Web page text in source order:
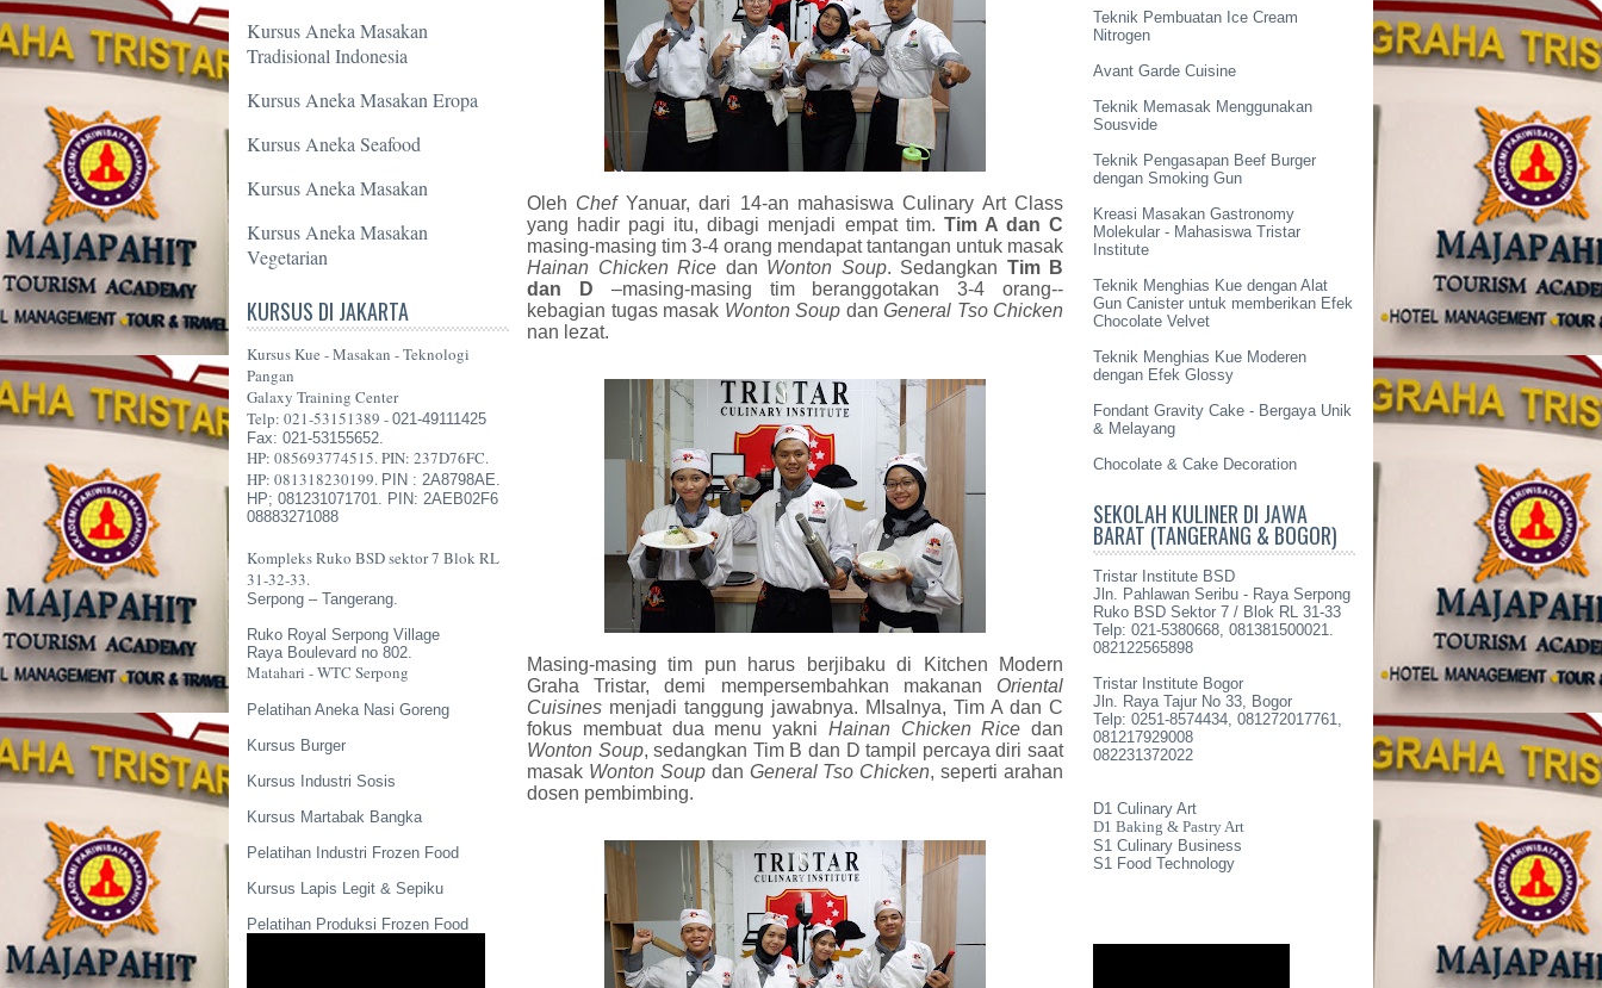
Kursus Aneka Masakan
Tradisional Indonesia
Kursus Aneka Masakan Eropa
Kursus Aneka Seafood
Kursus Aneka Masakan
Kursus Aneka Masakan
Vegetarian
KURSUS DI JAKARTA
Kursus Kue - Masakan - Teknologi
Pangan
Galaxy Training Center
Telp: 021-53151389 - 021-49111425
Fax: 021-53155652.
HP: 085693774515. PIN: 237D76FC.
HP: 081318230199. PIN : 2A8798AE.
HP; 081231071701. PIN: 2AEB02F6
08883271088
Kompleks Ruko BSD sektor 7 Blok RL
31-32-33.
Serpong – Tangerang.
Ruko Royal Serpong Village
Raya Boulevard no 802.
Matahari - WTC Serpong
Pelatihan Aneka Nasi Goreng
Kursus Burger
Kursus Industri Sosis
Kursus Martabak Bangka
Pelatihan Industri Frozen Food
Kursus Lapis Legit & Sepiku
Pelatihan Produksi Frozen Food
Oleh ChefYanuar, dari 14-an mahasiswa Culinary Art Class
yang hadir pagi itu, dibagi menjadi empat tim. Tim A dan C
masing-masing tim 3-4 orang mendapat tantangan untuk masak
Hainan Chicken Rice dan Wonton Soup. Sedangkan Tim B
dan D –masing-masing tim beranggotakan 3-4 orang--
kebagian tugas masak Wonton Soup dan General Tso Chicken
nan lezat.
Masing-masing tim pun harus berjibaku di Kitchen Modern
Graha Tristar, demi mempersembahkan makanan Oriental
Cuisines menjadi tanggung jawabnya. MIsalnya, Tim A dan C
fokus membuat dua menu yakni Hainan Chicken Rice dan
Wonton Soup, sedangkan Tim B dan D tampil percaya diri saat
masak Wonton Soupdan General Tso Chicken, seperti arahan
dosen pembimbing.
Teknik Pembuatan Ice Cream
Nitrogen
Avant Garde Cuisine
Teknik Memasak Menggunakan
Sousvide
Teknik Pengasapan Beef Burger
dengan Smoking Gun
Kreasi Masakan Gastronomy
Molekular - Mahasiswa Tristar
Institute
Teknik Menghias Kue dengan Alat
Gun Canister untuk memberikan Efek
Chocolate Velvet
Teknik Menghias Kue Moderen
dengan Efek Glossy
Fondant Gravity Cake - Bergaya Unik
& Melayang
Chocolate & Cake Decoration
SEKOLAH KULINER DI JAWA
BARAT (TANGERANG & BOGOR)
Tristar Institute BSD
Jln. Pahlawan Seribu - Raya Serpong
Ruko BSD Sektor 7 / Blok RL 31-33
Telp: 021-5380668, 081381500021.
082122565898
Tristar Institute Bogor
Jln. Raya Tajur No 33, Bogor
Telp: 0251-8574434, 081272017761,
081217929008
082231372022
D1 Culinary Art
D1 Baking & Pastry Art
S1 Culinary Business
S1 Food Technology